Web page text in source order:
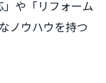
」や「リフォーム
ノウハウを持つ